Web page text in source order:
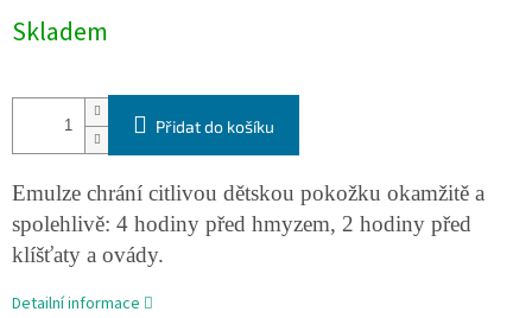
cena:
Skladem
Přidat do košíku
Emulze chrání citlivou dětskou pokožku okamžitě a
spolehlivě: 4 hodiny před hmyzem, 2 hodiny před
klíšťaty a ovády.
Detailní informace